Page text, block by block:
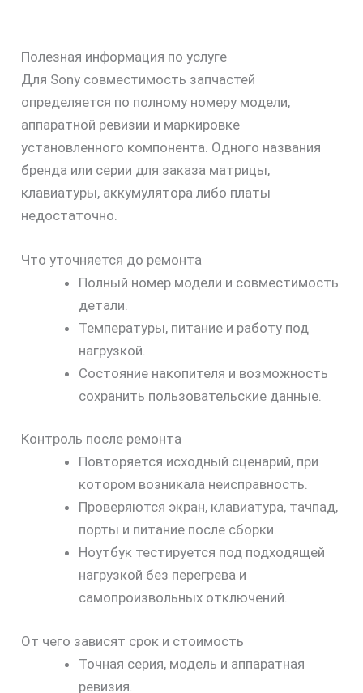
Полезная информация по услуге
Для Sony совместимость запчастей
определяется по полному номеру модели,
аппаратной ревизии и маркировке
установленного компонента. Одного названия
бренда или серии для заказа матрицы,
клавиатуры, аккумулятора либо платы
недостаточно.
Что уточняется до ремонта
Полный номер модели и совместимость
детали.
Температуры, питание и работу под
нагрузкой.
Состояние накопителя и возможность
сохранить пользовательские данные.
Контроль после ремонта
Повторяется исходный сценарий, при
котором возникала неисправность.
Проверяются экран, клавиатура, тачпад,
порты и питание после сборки.
Ноутбук тестируется под подходящей
нагрузкой без перегрева и
самопроизвольных отключений.
От чего зависят срок и стоимость
Точная серия, модель и аппаратная
ревизия.